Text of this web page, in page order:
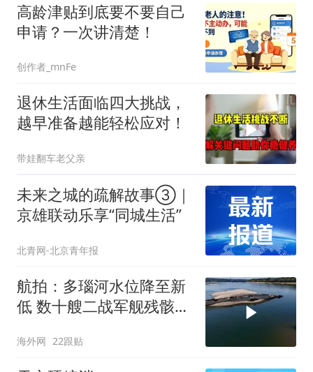
高龄津贴到底要不要自己
申请？一次讲清楚！
创作者_mnFe
退休生活面临四大挑战，
越早准备越能轻松应对！
带娃翻车老父亲
未来之城的疏解故事③｜
京雄联动乐享“同城生活”
北青网-北京青年报
航拍：多瑙河水位降至新
低 数十艘二战军舰残骸露
海外网 22跟贴